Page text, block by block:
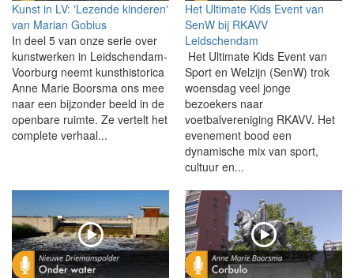
Kunst in LV: 'Lezende kinderen'
van Marian Gobius
In deel 5 van onze serie over
kunstwerken in Leidschendam-
Voorburg neemt kunsthistorica
Anne Marie Boorsma ons mee
naar een bijzonder beeld in de
openbare ruimte. Ze vertelt het
complete verhaal...
Het Ultimate Kids Event van
SenW bij RKAVV
Leidschendam
Het Ultimate Kids Event van
Sport en Welzijn (SenW) trok
woensdag veel jonge
bezoekers naar
voetbalvereniging RKAVV. Het
evenement bood een
dynamische mix van sport,
cultuur en...